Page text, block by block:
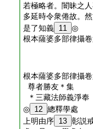
若極略者。闇昧之
多延時令衆倦故。
是了知義 11 ◎
根本薩婆多部律攝
根本薩婆多部律攝
尊者勝友＊集
＊三藏法師義淨
◎ 12 總釋學處
上明由序 13 彰説